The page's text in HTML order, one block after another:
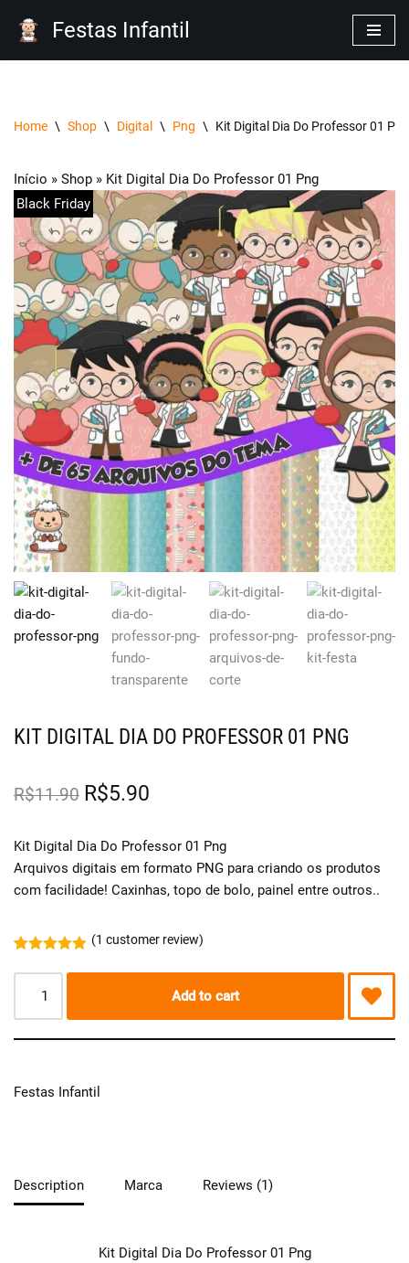
Festas Infantil
Home \ Shop \ Digital \ Png \ Kit Digital Dia Do Professor 01 Png
Início » Shop » Kit Digital Dia Do Professor 01 Png
Black Friday
KIT DIGITAL DIA DO PROFESSOR 01 PNG
R$11.90 R$5.90
Kit Digital Dia Do Professor 01 Png
Arquivos digitais em formato PNG para criando os produtos
com facilidade! Caxinhas, topo de bolo, painel entre outros..
out of 5
based on
customer
rating
(1 customer review)
Add to cart
Festas Infantil
Description Marca Reviews (1)
Kit Digital Dia Do Professor 01 Png